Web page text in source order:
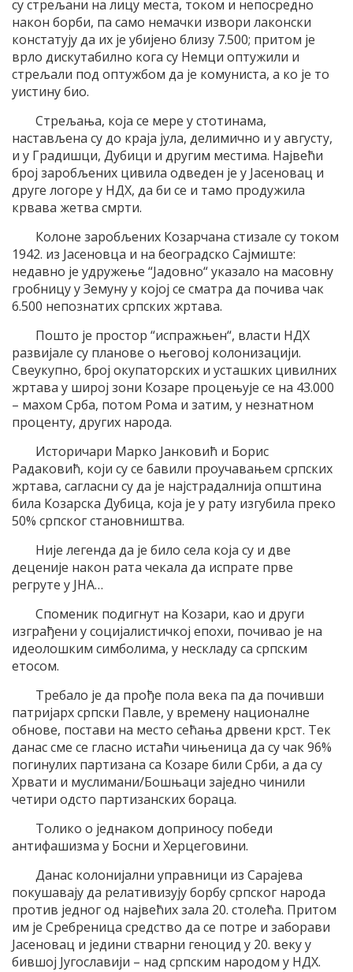
су стрељани на лицу места, током и непосредно
након борби, па само немачки извори лаконски
констатују да их је убијено близу 7.500; притом је
врло дискутабилно кога су Немци оптужили и
стрељали под оптужбом да је комуниста, а ко је то
уистину био.
Стрељања, која се мере у стотинама,
настављена су до краја јула, делимично и у августу,
и у Градишци, Дубици и другим местима. Највећи
број заробљених цивила одведен је у Јасеновац и
друге логоре у НДХ, да би се и тамо продужила
крвава жетва смрти.
Колоне заробљених Козарчана стизале су током
1942. из Јасеновца и на београдско Сајмиште:
недавно је удружење “Јадовно“ указало на масовну
гробницу у Земуну у којој се сматра да почива чак
6.500 непознатих српских жртава.
Пошто је простор “испражњен“, власти НДХ
развијале су планове о његовој колонизацији.
Свеукупно, број окупаторских и усташких цивилних
жртава у широј зони Козаре процењује се на 43.000
– махом Срба, потом Рома и затим, у незнатном
проценту, других народа.
Историчари Марко Јанковић и Борис
Радаковић, који су се бавили проучавањем српских
жртава, сагласни су да је најстрадалнија општина
била Козарска Дубица, која је у рату изгубила преко
50% српског становништва.
Није легенда да је било села која су и две
деценије након рата чекала да испрате прве
регруте у ЈНА…
Споменик подигнут на Козари, као и други
изграђени у социјалистичкој епохи, почивао је на
идеолошким симболима, у нескладу са српским
етосом.
Требало је да прође пола века па да почивши
патријарх српски Павле, у времену националне
обнове, постави на место сећања дрвени крст. Тек
данас сме се гласно истаћи чињеница да су чак 96%
погинулих партизана са Козаре били Срби, а да су
Хрвати и муслимани/Бошњаци заједно чинили
четири одсто партизанских бораца.
Толико о једнаком доприносу победи
антифашизма у Босни и Херцеговини.
Данас колонијални управници из Сарајева
покушавају да релативизују борбу српског народа
против једног од највећих зала 20. столећа. Притом
им је Сребреница средство да се потре и заборави
Јасеновац и једини стварни геноцид у 20. веку у
бившој Југославији – над српским народом у НДХ.